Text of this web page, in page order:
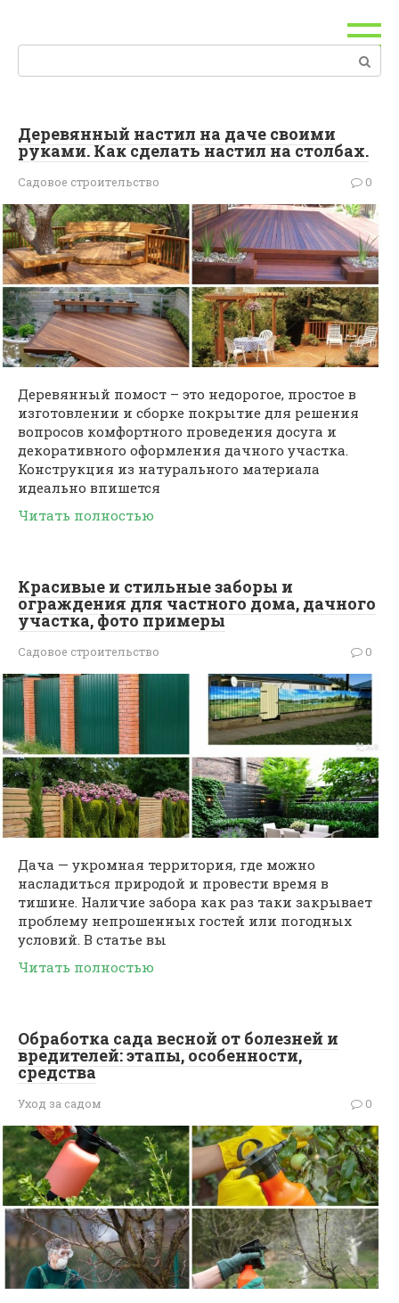
контенту
Поиск:
Деревянный настил на даче своими
руками. Как сделать настил на столбах.
Садовое строительство 0
Деревянный помост – это недорогое, простое в
изготовлении и сборке покрытие для решения
вопросов комфортного проведения досуга и
декоративного оформления дачного участка.
Конструкция из натурального материала
идеально впишется
Читать полностью
Красивые и стильные заборы и
ограждения для частного дома, дачного
участка, фото примеры
Садовое строительство 0
Дача — укромная территория, где можно
насладиться природой и провести время в
тишине. Наличие забора как раз таки закрывает
проблему непрошенных гостей или погодных
условий. В статье вы
Читать полностью
Обработка сада весной от болезней и
вредителей: этапы, особенности,
средства
Уход за садом 0